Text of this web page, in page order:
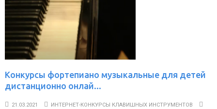
Конкурсы фортепиано музыкальные для детей
дистанционно онлай...
21.03.2021
ИНТЕРНЕТ-КОНКУРСЫ КЛАВИШНЫХ ИНСТРУМЕНТОВ